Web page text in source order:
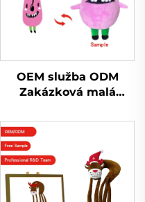
OEM služba ODM
Zakázková malá
přívěskem na klíče
Vycpaná plyšová
hračka s přívěskem na
klíče pro propagaci